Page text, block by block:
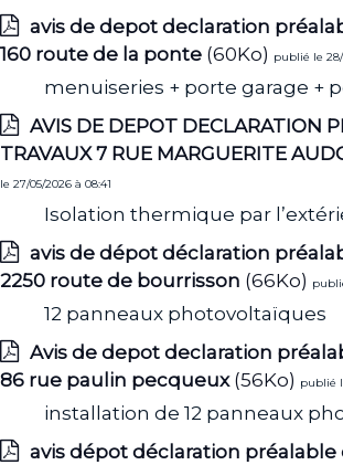
avis de depot declaration
160 route de la ponte (60Ko) publié le 28/
menuiseries + porte garage +
AVIS DE DEPOT DECLARATION
TRAVAUX 7 RUE MARGUERITE
le 27/05/2026 à 08:41
Isolation thermique par
avis de dépot déclaration
2250 route de bourrisson (66Ko)
12 panneaux photovoltaïques
Avis de depot declaration
86 rue paulin pecqueux(56Ko) publié
installation de 12 panneaux
avis dépot déclaration préalable